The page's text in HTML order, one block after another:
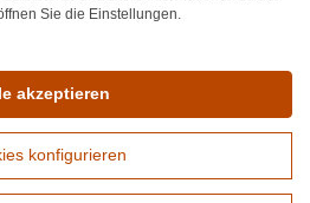
5,90€ Versandkosten je Winzer.
Sie die Einstellungen.
akzeptieren
konfigurieren